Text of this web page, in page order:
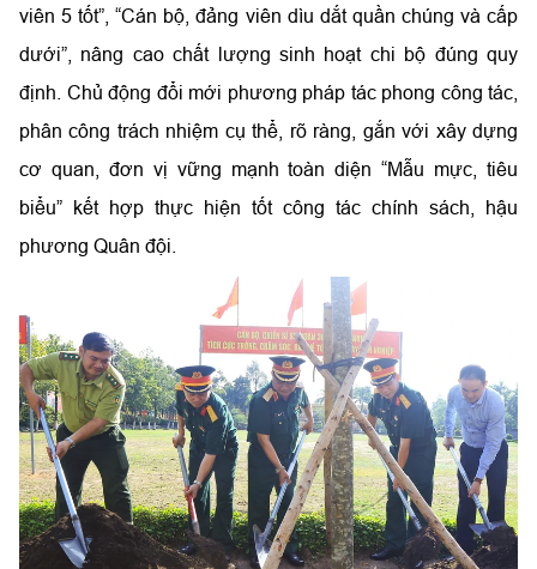
viên 5 tốt”, “Cán bộ, đảng viên dìu dắt quần chúng và cấp
dưới”, nâng cao chất lượng sinh hoạt chi bộ đúng quy
định. Chủ động đổi mới phương pháp tác phong công tác,
phân công trách nhiệm cụ thể, rõ ràng, gắn với xây dựng
cơ quan, đơn vị vững mạnh toàn diện “Mẫu mực, tiêu
biểu” kết hợp thực hiện tốt công tác chính sách, hậu
phương Quân đội.